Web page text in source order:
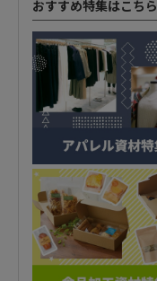
おすすめ特集はこちら